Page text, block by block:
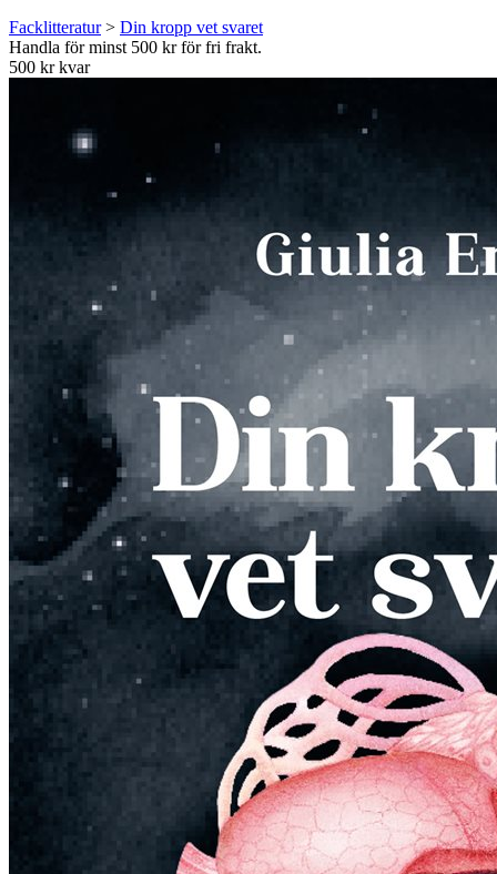
Facklitteratur> Din kropp vet svaret
Handla för minst 500 kr för fri frakt.
500 kr kvar